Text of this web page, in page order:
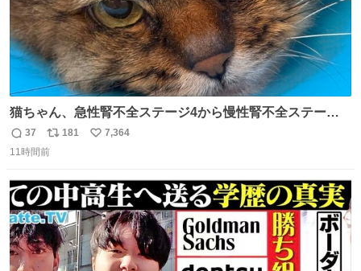
猫ちゃん、急性腎不全ステージ4から慢性腎不全ステージ2
になりました😭点滴も週一で大丈夫になった… このままだ
と2、3日持たないって言われたのが嘘みたい…本当に嬉し
道泣きながら歩いてたら向こうから来た人にすごい顔され
た🫠
返
信
37
リ
ポ
ト
数
181
い
数
7,364
11時間前